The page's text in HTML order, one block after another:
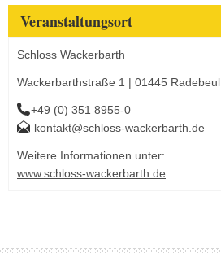
Veranstaltungsort
Schloss Wackerbarth
Wackerbarthstraße 1 | 01445 Radebeul
+49 (0) 351 8955-0
kontakt@schloss-wackerbarth.de
Weitere Informationen unter:
www.schloss-wackerbarth.de